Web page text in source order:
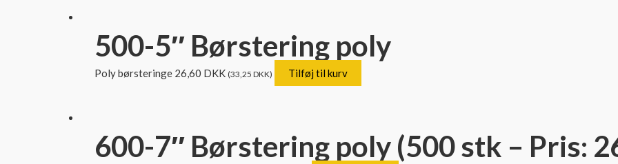
500-5″ Børstering poly
Poly børsteringe 26,60 DKK (33,25 DKK) Tilføj til kurv
600-7″ Børstering poly (500 stk – Pris: